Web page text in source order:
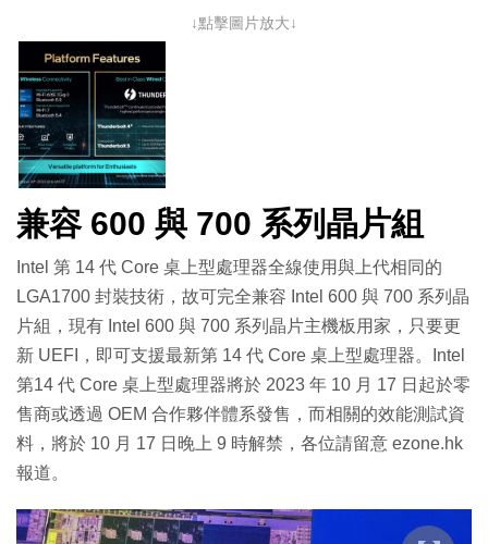
↓點擊圖片放大↓
兼容 600 與 700 系列晶片組
Intel 第 14 代 Core 桌上型處理器全線使用與上代相同的
LGA1700 封裝技術，故可完全兼容 Intel 600 與 700 系列晶
片組，現有 Intel 600 與 700 系列晶片主機板用家，只要更
新 UEFI，即可支援最新第 14 代 Core 桌上型處理器。Intel
第14 代 Core 桌上型處理器將於 2023 年 10 月 17 日起於零
售商或透過 OEM 合作夥伴體系發售，而相關的效能測試資
料，將於 10 月 17 日晚上 9 時解禁，各位請留意 ezone.hk
報道。